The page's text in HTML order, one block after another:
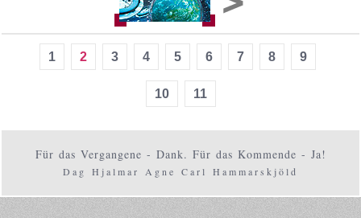
1 2 3 4 5 6 7 8 9
10 11
Für das Vergangene - Dank. Für das Kommende - Ja!
Dag Hjalmar Agne Carl Hammarskjöld